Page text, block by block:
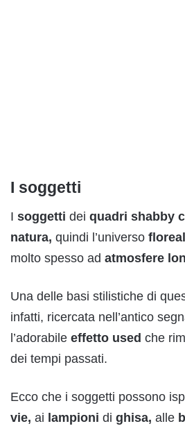
I soggetti
I soggetti dei quadri shabby
natura, quindi l’universo
molto spesso ad atmosfere
Una delle basi stilistiche di
infatti, ricercata nell’antico
l’adorabile effetto used che
dei tempi passati.
Ecco che i soggetti possono
vie, ai lampioni di ghisa, alle